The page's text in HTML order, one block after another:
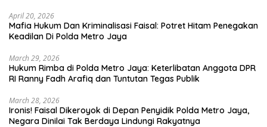
April 20, 2026
Mafia Hukum Dan Kriminalisasi Faisal: Potret Hitam Penegakan
Keadilan Di Polda Metro Jaya
March 29, 2026
Hukum Rimba di Polda Metro Jaya: Keterlibatan Anggota DPR
RI Ranny Fadh Arafiq dan Tuntutan Tegas Publik
March 28, 2026
Ironis! Faisal Dikeroyok di Depan Penyidik Polda Metro Jaya,
Negara Dinilai Tak Berdaya Lindungi Rakyatnya